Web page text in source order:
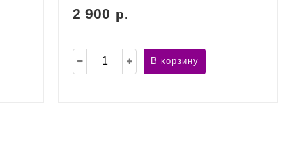
2 900 р.
В корзину